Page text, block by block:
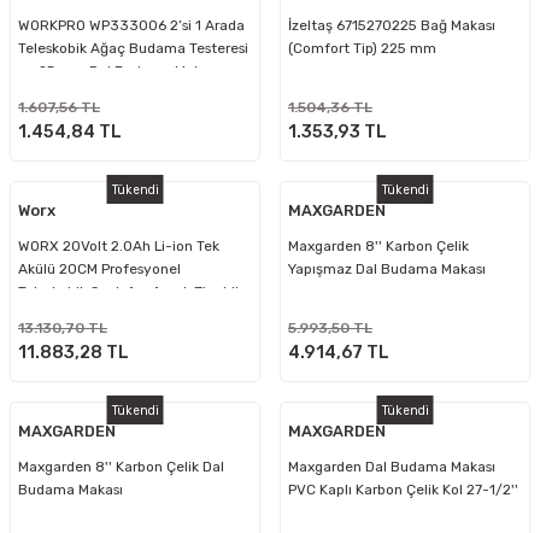
WORKPRO WP333006 2’si 1 Arada
Teleskobik Ağaç Budama Testeresi
ve 25 mm Dal Budama Makası –
1.607,56 TL
1.454,84 TL
İzeltaş 6715270225 Bağ Makası
(Comfort Tip) 225 mm
1.504,36 TL
1.353,93 TL
Tükendi
Worx
WORX 20Volt 2.0Ah Li-ion Tek
Akülü 20CM Profesyonel
Teleskobik Saplı Açı Ayarlı Zincirli
13.130,70 TL
11.883,28 TL
Tükendi
MAXGARDEN
Maxgarden 8'' Karbon Çelik
Yapışmaz Dal Budama Makası
5.993,50 TL
4.914,67 TL
Tükendi
MAXGARDEN
Maxgarden 8'' Karbon Çelik Dal
Budama Makası
Tükendi
MAXGARDEN
Maxgarden Dal Budama Makası
PVC Kaplı Karbon Çelik Kol 27-1/2''